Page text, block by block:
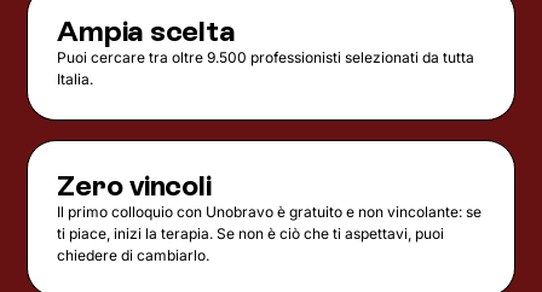
Ampia scelta
Puoi cercare tra oltre 9.500 professionisti selezionati da tutta
Italia.
Zero vincoli
Il primo colloquio con Unobravo è gratuito e non vincolante: se
ti piace, inizi la terapia. Se non è ciò che ti aspettavi, puoi
chiedere di cambiarlo.